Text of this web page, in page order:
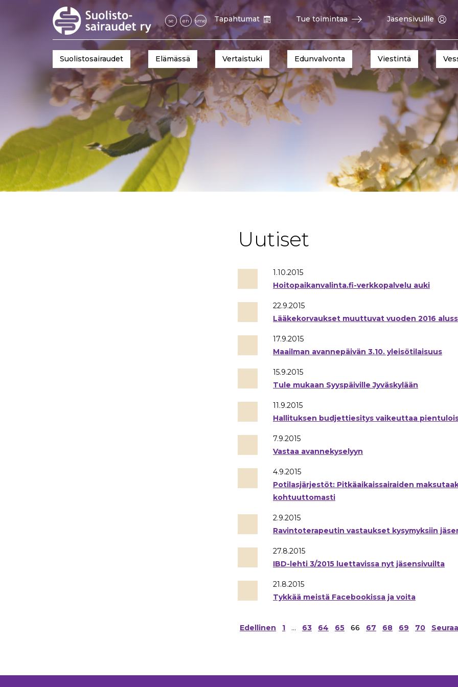
se en sme Tapahtumat Tue toimintaa Jäsensivuille
Suolistosairaudet Elämässä Vertaistuki Edunvalvonta Viestintä
Uutiset
1.10.2015
Hoitopaikanvalinta.fi-verkkopalvelu auki
22.9.2015
Lääkekorvaukset muuttuvat vuoden 2016
17.9.2015
Maailman avannepäivän 3.10. yleisötilaisuus
15.9.2015
Tule mukaan Syyspäiville Jyväskylään
11.9.2015
Hallituksen budjettiesitys vaikeuttaa
7.9.2015
Vastaa avannekyselyyn
4.9.2015
Potilasjärjestöt: Pitkäaikaissairaiden
kohtuuttomasti
2.9.2015
Ravintoterapeutin vastaukset kysymyksiin
27.8.2015
IBD-lehti 3/2015 luettavissa nyt jäsensivuilta
21.8.2015
Tykkää meistä Facebookissa ja voita
Artikkelien
Edellinen 1 … 63 64 65 66 67 68 69 70